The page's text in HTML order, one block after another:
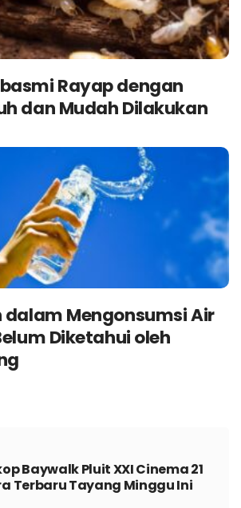
Rayap dengan
dan Mudah Dilakukan
dalam Mengonsumsi Air
Diketahui oleh
Baywalk Pluit XXI Cinema 21
Terbaru Tayang Minggu Ini